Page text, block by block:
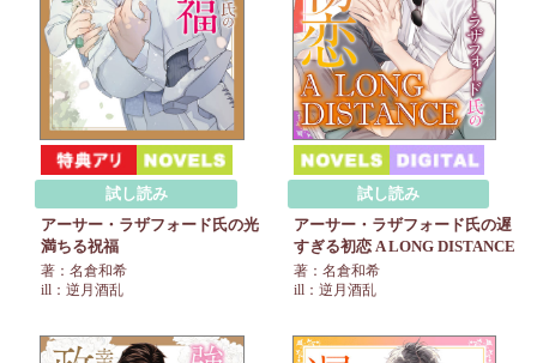
試し読み
アーサー・ラザフォード氏の光
満ちる祝福
著：名倉和希
ill：逆月酒乱
試し読み
アーサー・ラザフォード氏の遅
すぎる初恋 A LONG DISTANCE
著：名倉和希
ill：逆月酒乱